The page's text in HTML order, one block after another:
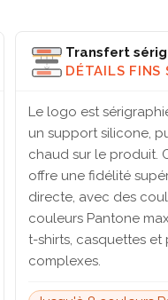
Transfert
DÉTAILS FINS
Le logo est
un support silicone,
chaud sur le produit.
offre une fidélité
directe, avec des
couleurs Pantone
t-shirts, casquettes et
complexes.